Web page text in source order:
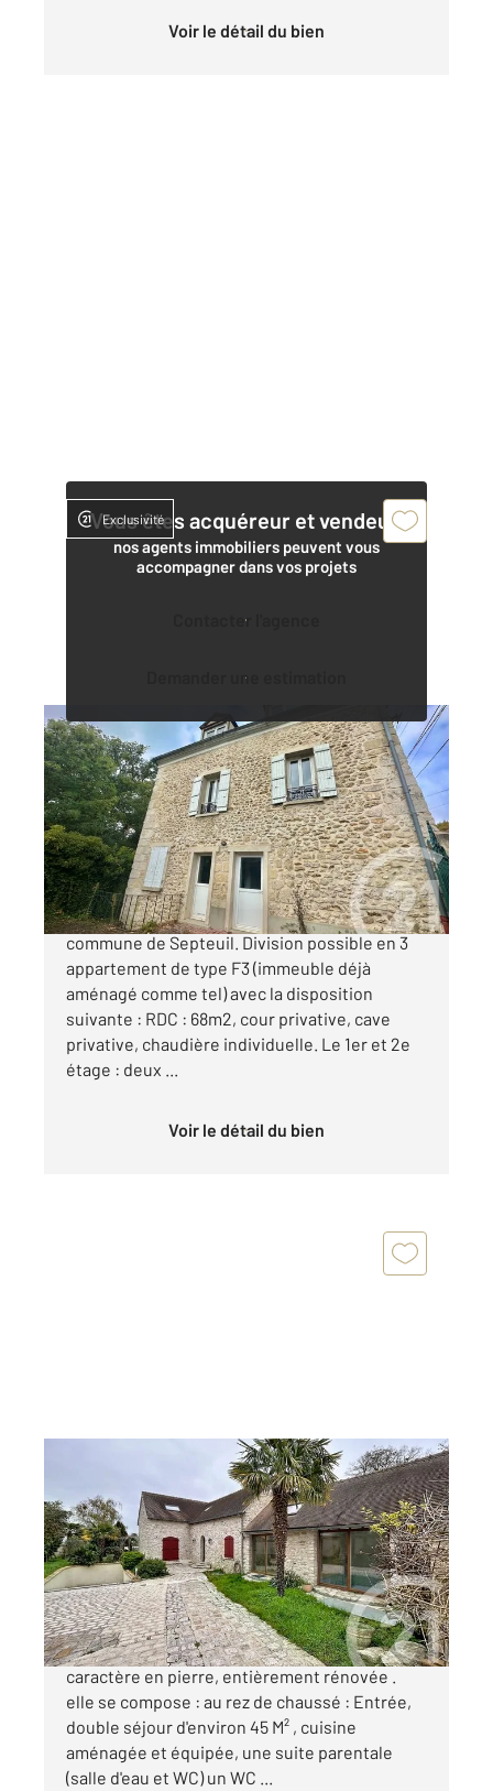
Voir le détail du bien
Vous êtes acquéreur et vendeur,
nos agents immobiliers peuvent vous
accompagner dans vos projets
Contacter l'agence
Demander une estimation
Exclusivité
SEPTEUIL 78
150 m2, 8 pièces
Ref : 4854
Maison à vendre
259 000 €
Idéal investisseur Monopropriété située sur la
commune de Septeuil. Division possible en 3
appartement de type F3 (immeuble déjà
aménagé comme tel) avec la disposition
suivante : RDC : 68m2, cour privative, cave
privative, chaudière individuelle. Le 1er et 2e
étage : deux ...
Voir le détail du bien
, 7 pièces
Ref : 5632
Maison à vendre
549 000 €
A BUCHELAY Village, très belle maison de
caractère en pierre, entièrement rénovée .
elle se compose : au rez de chaussé : Entrée,
double séjour d'environ 45 M² , cuisine
aménagée et équipée, une suite parentale
(salle d'eau et WC) un WC ...